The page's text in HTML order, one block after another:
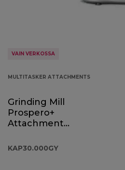
VAIN VERKOSSA
MULTITASKER ATTACHMENTS
Grinding Mill
Prospero+
Attachment
KAP30.000GY